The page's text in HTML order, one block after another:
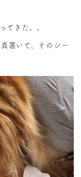
てきた。。
置いて、そのシー